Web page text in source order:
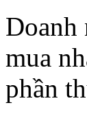
Doanh
mua
phần